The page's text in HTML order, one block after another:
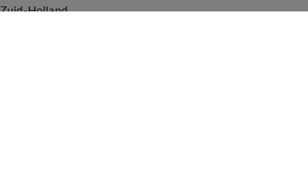
Zuid-Holland